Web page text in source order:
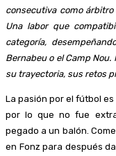
consecutiva como
Una labor que
categoría,
Bernabeu o el Camp
su trayectoria, sus retos
La pasión por el fútbol
por lo que no fue
pegado a un balón.
en Fonz para después